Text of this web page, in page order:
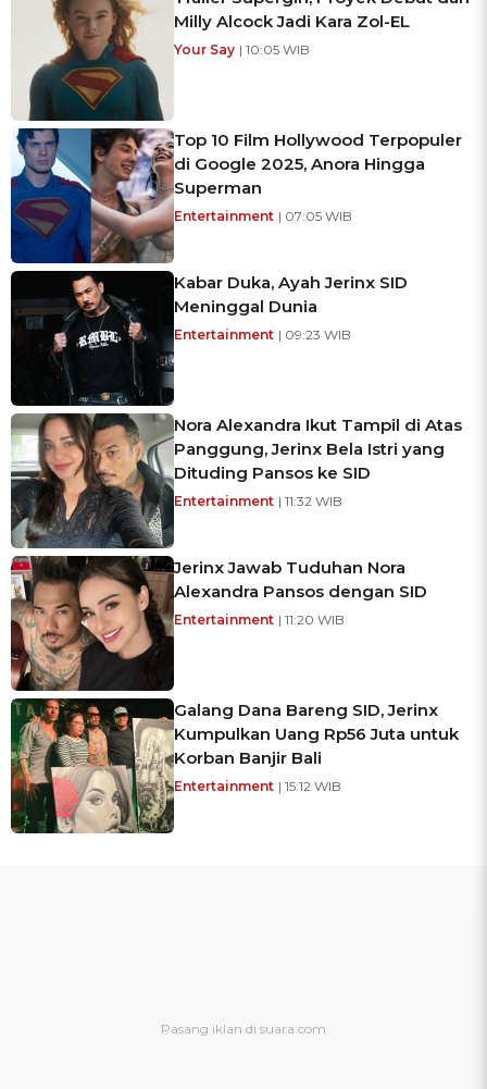
Milly Alcock Jadi Kara Zol-EL
Your Say | 10:05 WIB
Top 10 Film Hollywood Terpopuler
di Google 2025, Anora Hingga
Superman
Entertainment | 07:05 WIB
Kabar Duka, Ayah Jerinx SID
Meninggal Dunia
Entertainment | 09:23 WIB
Nora Alexandra Ikut Tampil di Atas
Panggung, Jerinx Bela Istri yang
Dituding Pansos ke SID
Entertainment | 11:32 WIB
Jerinx Jawab Tuduhan Nora
Alexandra Pansos dengan SID
Entertainment | 11:20 WIB
Galang Dana Bareng SID, Jerinx
Kumpulkan Uang Rp56 Juta untuk
Korban Banjir Bali
Entertainment | 15:12 WIB